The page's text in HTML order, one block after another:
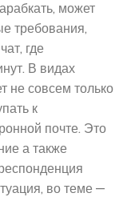
может
требования,
где
В видах
не совсем только
к
почте. Это
а также
во теме —